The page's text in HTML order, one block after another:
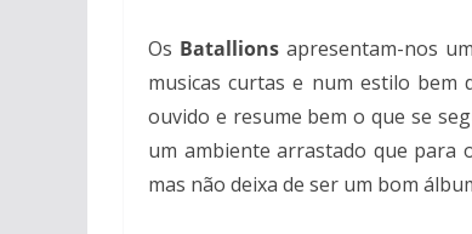
Os Batallions apresentam-nos
musicas curtas e num estilo bem
ouvido e resume bem o que se
um ambiente arrastado que para
mas não deixa de ser um bom